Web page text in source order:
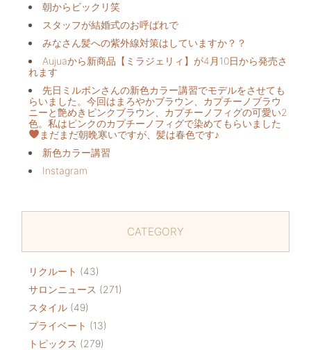
朝からビックリ️笑
スタッフが結婚式のお呼ばれで
みなさん髪への紫外線対策はしていますか？？
Aujuaから新商品【ミラジェリィ】が4月10日から発売さ
れます
先日ミルボンさんの新色カラー講習でモデルをさせても
らいました。今回はまろやかブラウン、カプチーノブラウ
ニーと艶めきピンクブラウン、カプチーノフィグの可愛い2
色。私はピンクのカプチーノフィグで染めてもらいました
まだまだ朝晩寒いですが、髪は春色です♪
新色カラー講習
Instagram
CATEGORY
リクルート (43)
サロンニュース (271)
スタイル (49)
プライベート (13)
トピックス (279)